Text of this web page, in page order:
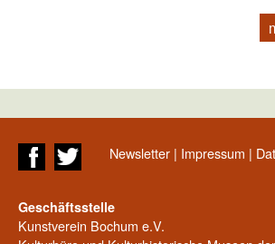
Newsletter | Impressum |
Geschäftsstelle
Kunstverein Bochum e.V.